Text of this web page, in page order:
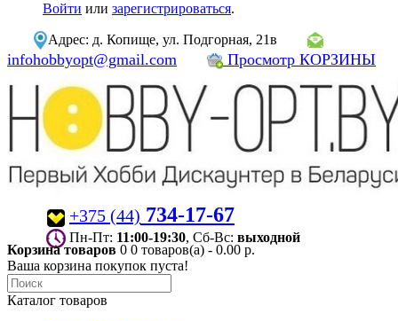
Войти или зарегистрироваться.
Адрес: д. Копище, ул. Подгорная, 21в
infohobbyopt@gmail.com Просмотр КОРЗИНЫ
+375 (44) 734-17-67
Пн-Пт: 11:00-19:30 , Сб-Вс: выходной
Корзина товаров 0 0 товаров(а) - 0.00 р.
Ваша корзина покупок пуста!
Каталог товаров